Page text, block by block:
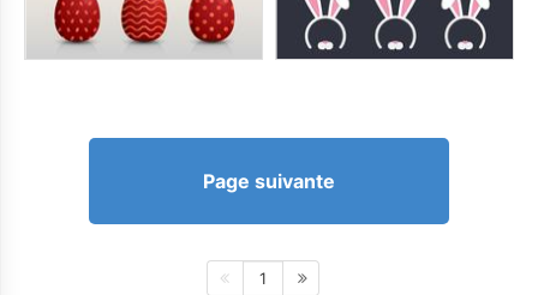
Page suivante
1